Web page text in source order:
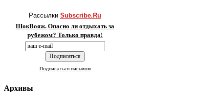
Рассылки Subscribe.Ru
ШокВояж. Опасно ли отдыхать за
рубежом? Только правда!
Подписаться письмом
Архивы